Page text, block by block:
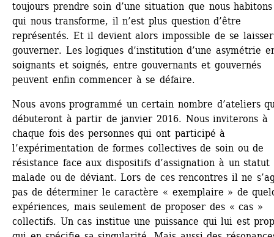
toujours prendre soin d’une situation que nous
qui nous transforme, il n’est plus question d’être
représentés. Et il devient alors impossible de se laisser
gouverner. Les logiques d’institution d’une asymétrie
soignants et soignés, entre gouvernants et gouvernés
peuvent enfin commencer à se défaire.
Nous avons programmé un certain nombre d’ateliers
débuteront à partir de janvier 2016. Nous inviterons à
chaque fois des personnes qui ont participé à
l’expérimentation de formes collectives de soin ou de
résistance face aux dispositifs d’assignation à un statut
malade ou de déviant. Lors de ces rencontres il ne
pas de déterminer le caractère « exemplaire » de
expériences, mais seulement de proposer des « cas »
collectifs. Un cas institue une puissance qui lui est